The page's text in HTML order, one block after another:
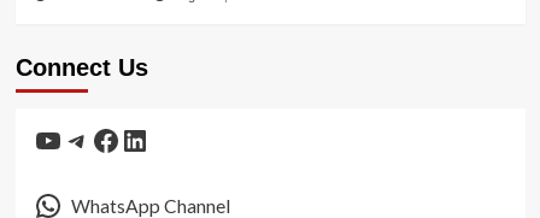
Connect Us
YouTube
Telegram
Facebook
LinkedIn
WhatsApp Channel